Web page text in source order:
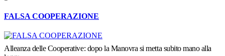
FALSA COOPERAZIONE
Alleanza delle Cooperative: dopo la Manovra si metta subito mano alla